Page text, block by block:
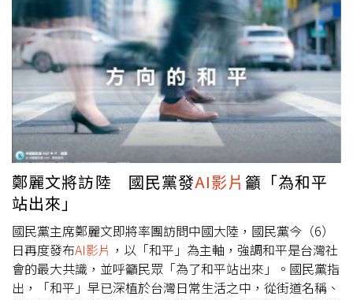
口秀主持人吉米金摩（Jimmy Kimmel）也曾在節目模仿橋
段中，拿第一夫人梅蘭妮亞（Melania Trump）開玩笑，形
容她「像個期待成為寡婦的人」，結果同樣引發白宮與共和
黨陣營強烈反彈。白宮怒轟馬克漢米爾是「病態的人」，批
評相關言論恐助長暴力。（圖／達志／美聯社）梅蘭妮亞當
時甚至公開要求ABC電視台開除金摩，怒批對方言論充滿
「仇恨與暴力修辭」，質疑電視台縱容相關內容持續撕裂美
國社會。不過相關言論也在網路上引發反效果，不少網友反
酸川普本人長期也經常使用激烈言論與AI圖片攻擊政治對
手，質疑白宮根本「雙重標準」。報導指出，川普近期也曾
多次分享具爭議性的AI圖片與政治影像，包括在伊朗戰爭期
間發布自己手持機槍的圖片，還發文警告「整個文明將會毀
滅」；此外，他過去也曾分享模仿《現代啟示錄》
（Apocalypse Now）的AI影片，以及自己轟炸「No
Kings」抗議者的AI畫面。更諷刺的是，就在「星戰日」May
彩鮮豔、節奏輕快，卻隱含強烈政治訊息。影片中不僅出現
死亡兒童與戰爭場景，更將美國總統川普（Donald
Trump）與各種陰謀論元素結合，以反抗西方媒體對國際話
語權的壟斷，凸顯「伊朗對抗美國霸權」的敘事。影片的製
作方、成立於2025年的伊朗數字媒體企業「爆炸媒體」，
在西方媒體的質疑下最終承認了伊朗政府為其客戶，且他們
曾直接接受伊朗官員委託進行多個專案。這意味著，這些內
容並非單純的民間創作，而是具有官方支持背景的宣傳工
具。團隊不到10人的爆炸媒體透露，他們之所以使用樂高風
格影像，是因為「這是1種世界語言」。伊朗與俄羅斯的國
營媒體帳號也經常在社群平台X上轉發這些影片，觸及數百
萬追蹤者。《BBC》報導指控這些影片並不追求事實準確
性，而是著重政治諷刺、情緒動員與敘事建構。例如，關於
美軍飛行員救援行動一事，影片暗示「整件事可能根本沒有
飛行員失蹤，也沒有救援行動。他們的真正目標是竊取伊朗
鄭麗文將訪陸 國民黨發AI影片 籲「為和平
站出來」
國民黨主席鄭麗文即將率團訪問中國大陸，國民黨今（6）
日再度發布AI影片 ，以「和平」為主軸，強調和平是台灣社
會的最大共識，並呼籲民眾「為了和平站出來」。國民黨指
出，「和平」早已深植於台灣日常生活之中，從街道名稱、